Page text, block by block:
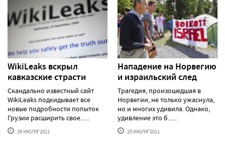
WikiLeaks вскрыл
кавказские страсти
Скандально известный сайт
WikiLeaks подкидывает все
новые подробности попыток
Грузии расширить свое......
26 ИЮЛЯ'2011
Нападение на Норвегию
и израильский след
Трагедия, произошедшая в
Норвегии, не только ужаснула,
но и многих удивила. Однако,
удивление это б......
25 ИЮЛЯ'2011